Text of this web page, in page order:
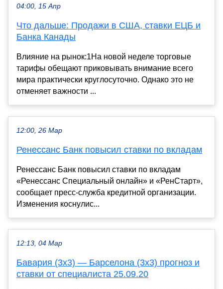
04:00, 15 Апр
Что дальше: Продажи в США, ставки ЕЦБ и
Банка Канады
Влияние на рынок:1На новой неделе торговые
тарифы обещают приковывать внимание всего
мира практически круглосуточно. Однако это не
отменяет важности ...
12:00, 26 Мар
Ренессанс Банк повысил ставки по вкладам
Ренессанс Банк повысил ставки по вкладам
«Ренессанс Специальный онлайн» и «РенСтарт»,
сообщает пресс-служба кредитной организации.
Изменения коснулис...
12:13, 04 Мар
Бавария (3х3) — Барселона (3х3) прогноз и
ставки от специалиста 25.09.20